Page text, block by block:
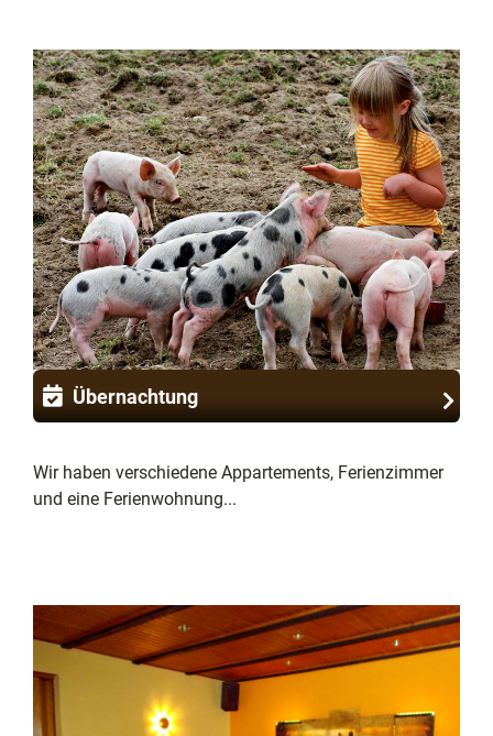
Übernachtung
Wir haben verschiedene Appartements, Ferienzimmer
und eine Ferienwohnung...